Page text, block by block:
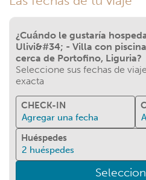
¿Cuándo le gustaría
Ulivi&#34; - Villa con
cerca de Portofino, Liguria?
Seleccione sus fechas de
exacta
CHECK-IN
Agregar una fecha
Huéspedes
2 huéspedes